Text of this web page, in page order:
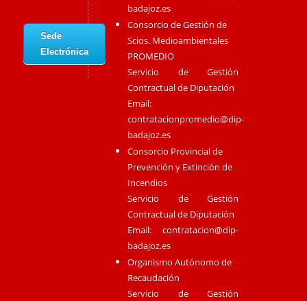
Sede
Electrónica
badajoz.es
Consorcio de Gestión de
Scios. Medioambientales
PROMEDIO
Servicio de Gestión
Contractual de Diputación
Email:
contratacionpromedio@dip-
badajoz.es
Consorcio Provincial de
Prevención y Extinción de
Incendios
Servicio de Gestión
Contractual de Diputación
Email:contratacion@dip-
badajoz.es
Organismo Autónomo de
Recaudación
Servicio de Gestión